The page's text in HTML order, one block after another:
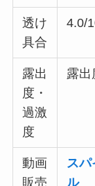
透け
具合
4.0/
露出
度・
過激
度
露出
動画
販売
スパ
ル